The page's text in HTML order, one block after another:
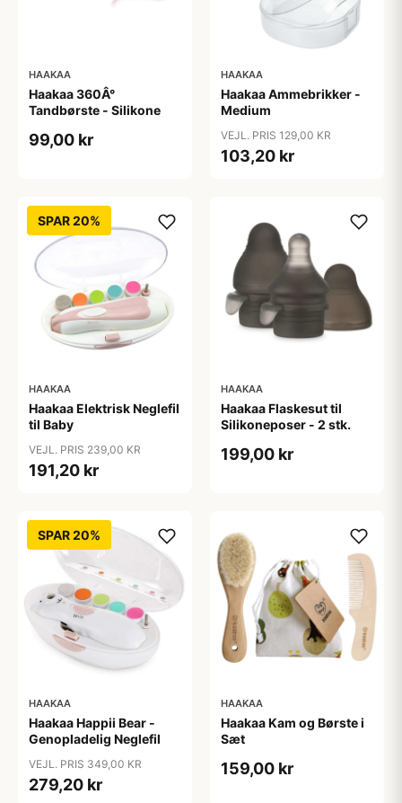
HAAKAA
Haakaa 360Â°
Tandbørste - Silikone
99,00 kr
HAAKAA
Haakaa Ammebrikker -
Medium
VEJL. PRIS 129,00 KR
103,20 kr
SPAR 20%
HAAKAA
Haakaa Elektrisk Neglefil
til Baby
VEJL. PRIS 239,00 KR
191,20 kr
HAAKAA
Haakaa Flaskesut til
Silikoneposer - 2 stk.
199,00 kr
SPAR 20%
HAAKAA
Haakaa Happii Bear -
Genopladelig Neglefil
VEJL. PRIS 349,00 KR
279,20 kr
HAAKAA
Haakaa Kam og Børste i
Sæt
159,00 kr